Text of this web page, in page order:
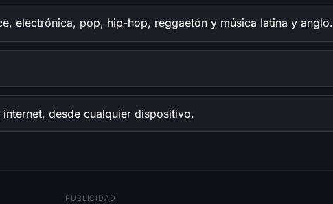
electrónica, pop, hip-hop, reggaetón y música latina y anglo.
desde cualquier dispositivo.
PUBLICIDAD